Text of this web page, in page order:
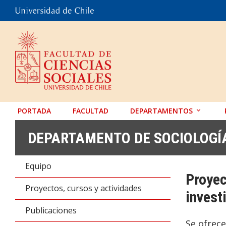
PORTADA FACULTAD
DEPARTAMENTOS
SOCIOLOGÍA
TRABAJO SOCIAL
DEPARTAMENTO DE
Equipo
Proyectos, cursos y actividades
Publicaciones
Se